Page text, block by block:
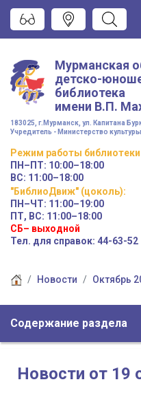
Мурманская
детско-
библиотека
имени В.П.
183025, г.Мурманск, ул. Капитана
Учредитель - Министерство
Режим работы библиотеки
ПН–ПТ: 10:00–18:00
ВС: 11:00–18:00
"БиблиоДвиж" (цоколь):
ПН–ЧТ: 11:00–19:00
ПТ, ВС: 11:00–18:00
СБ– выходной
Тел. для справок: 44-63-52
Новости Октябрь
Содержание раздела
Новости от 19